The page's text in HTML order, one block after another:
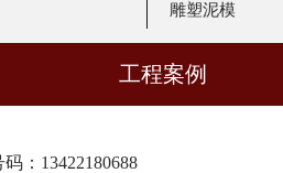
雕塑泥模
工程案例
：13422180688